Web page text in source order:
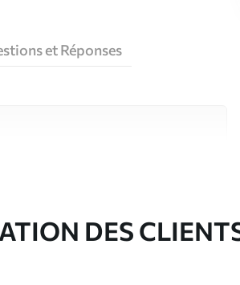
et Réponses
DES